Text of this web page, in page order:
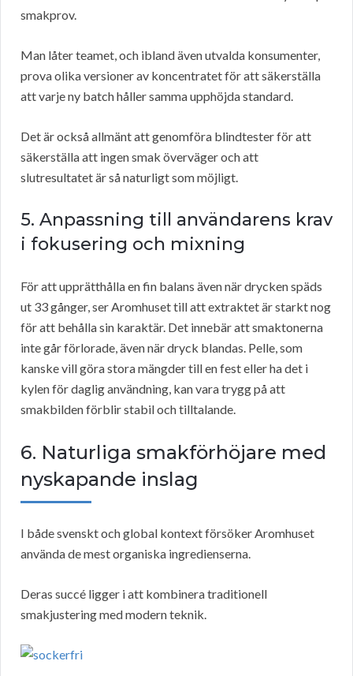
smakprov.
Man låter teamet, och ibland även utvalda konsumenter,
prova olika versioner av koncentratet för att säkerställa
att varje ny batch håller samma upphöjda standard.
Det är också allmänt att genomföra blindtester för att
säkerställa att ingen smak överväger och att
slutresultatet är så naturligt som möjligt.
5. Anpassning till användarens krav
i fokusering och mixning
För att upprätthålla en fin balans även när drycken späds
ut 33 gånger, ser Aromhuset till att extraktet är starkt nog
för att behålla sin karaktär. Det innebär att smaktonerna
inte går förlorade, även när dryck blandas. Pelle, som
kanske vill göra stora mängder till en fest eller ha det i
kylen för daglig användning, kan vara trygg på att
smakbilden förblir stabil och tilltalande.
6. Naturliga smakförhöjare med
nyskapande inslag
I både svenskt och global kontext försöker Aromhuset
använda de mest organiska ingredienserna.
Deras succé ligger i att kombinera traditionell
smakjustering med modern teknik.